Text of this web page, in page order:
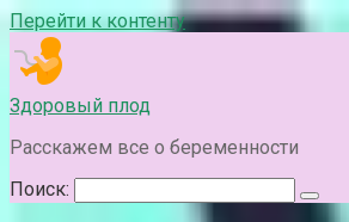
Перейти к контенту
Здоровый плод
Расскажем все о беременности
Поиск: